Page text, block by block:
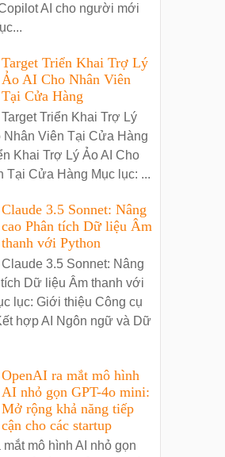
AI cho người mới
Target Triển Khai Trợ Lý
Ảo AI Cho Nhân Viên
Tại Cửa Hàng
Target Triển Khai Trợ Lý
Nhân Viên Tại Cửa Hàng
Khai Trợ Lý Ảo AI Cho
Tại Cửa Hàng Mục lục: ...
Claude 3.5 Sonnet: Nâng
cao Phân tích Dữ liệu Âm
thanh với Python
Claude 3.5 Sonnet: Nâng
Dữ liệu Âm thanh với
lục: Giới thiệu Công cụ
hợp AI Ngôn ngữ và Dữ
OpenAI ra mắt mô hình
AI nhỏ gọn GPT-4o mini:
Mở rộng khả năng tiếp
cận cho các startup
mắt mô hình AI nhỏ gọn